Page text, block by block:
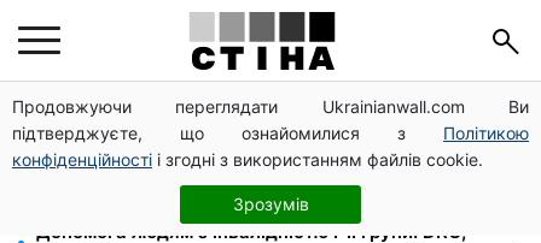
Продовжуючи переглядати Ukrainianwall.com Ви
підтверджуєте, що ознайомилися з Політикою
конфіденційності і згодні з використанням файлів cookie.
Зрозумів
Цифровізація справ і ВЛК: юрист Танасійчук — чому
перевірки ТЦК не працюють без зміни системи
200+ тисяч у СЗЧ, мільйони в розшуку: Федоров
розкрив план реформи мобілізації та ТЦК
Допомога людям з інвалідністю I-II групи: DRC,